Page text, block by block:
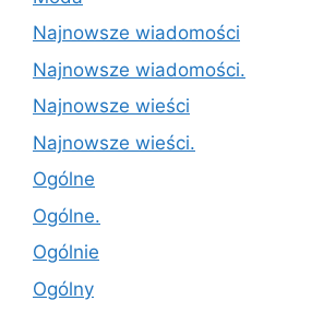
Najnowsze wiadomości
Najnowsze wiadomości.
Najnowsze wieści
Najnowsze wieści.
Ogólne
Ogólne.
Ogólnie
Ogólny